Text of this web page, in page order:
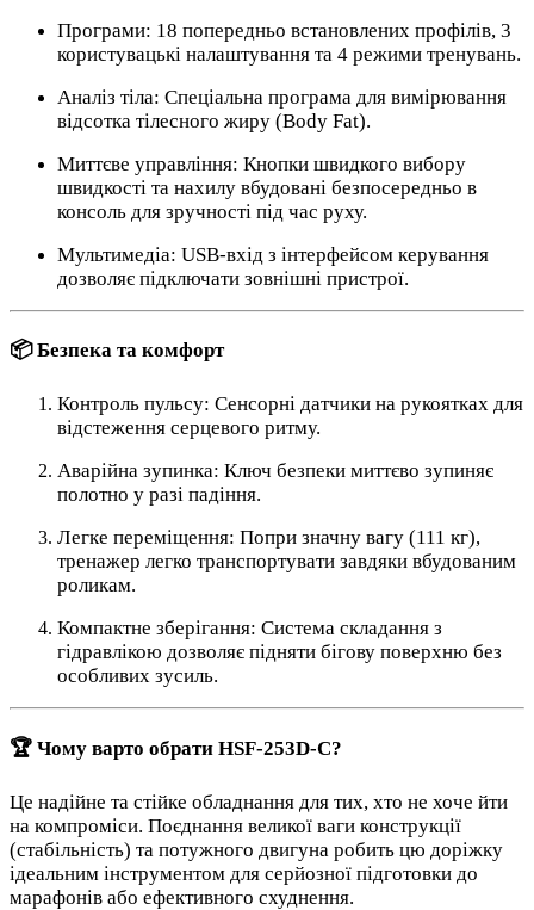
Програми: 18 попередньо встановлених профілів, 3
користувацькі налаштування та 4 режими тренувань.
Аналіз тіла: Спеціальна програма для вимірювання
відсотка тілесного жиру (Body Fat).
Миттєве управління: Кнопки швидкого вибору
швидкості та нахилу вбудовані безпосередньо в
консоль для зручності під час руху.
Мультимедіа: USB-вхід з інтерфейсом керування
дозволяє підключати зовнішні пристрої.
📦 Безпека та комфорт
Контроль пульсу: Сенсорні датчики на рукоятках для
відстеження серцевого ритму.
Аварійна зупинка: Ключ безпеки миттєво зупиняє
полотно у разі падіння.
Легке переміщення: Попри значну вагу (111 кг),
тренажер легко транспортувати завдяки вбудованим
роликам.
Компактне зберігання: Система складання з
гідравлікою дозволяє підняти бігову поверхню без
особливих зусиль.
🏆 Чому варто обрати HSF-253D-C?
Це надійне та стійке обладнання для тих, хто не хоче йти
на компроміси. Поєднання великої ваги конструкції
(стабільність) та потужного двигуна робить цю доріжку
ідеальним інструментом для серйозної підготовки до
марафонів або ефективного схуднення.